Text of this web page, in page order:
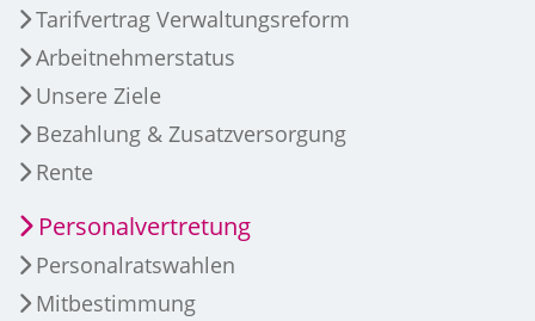
Tarifvertrag Verwaltungsreform
Arbeitnehmerstatus
Unsere Ziele
Bezahlung & Zusatzversorgung
Rente
Personalvertretung
Personalratswahlen
Mitbestimmung